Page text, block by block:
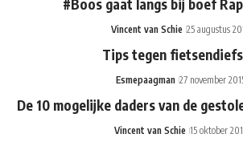
#Boos gaat langs bij boef
Vincent van Schie 25 augustus
Tips tegen
Esmepaagman 27 november
De 10 mogelijke daders van de
Vincent van Schie 15 oktober